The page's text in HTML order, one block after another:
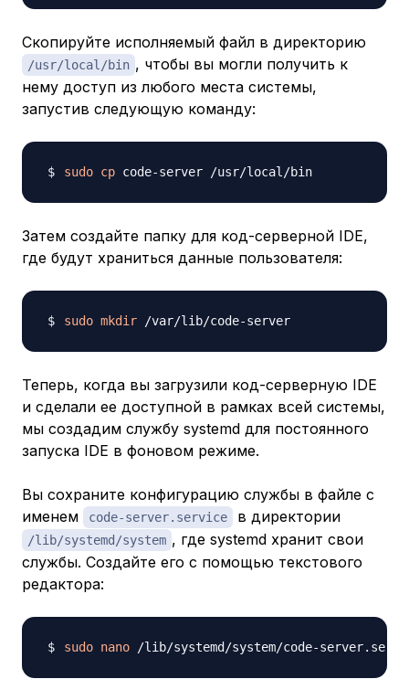
Скопируйте исполняемый файл в директорию
/usr/local/bin , чтобы вы могли получить к
нему доступ из любого места системы,
запустив следующую команду:
sudo cp
Затем создайте папку для код-серверной IDE,
где будут храниться данные пользователя:
sudo mkdir
Теперь, когда вы загрузили код-серверную IDE
и сделали ее доступной в рамках всей системы,
мы создадим службу systemd для постоянного
запуска IDE в фоновом режиме.
Вы сохраните конфигурацию службы в файле с
именем
code-server.service в директории
/lib/systemd/system , где systemd хранит свои
службы. Создайте его с помощью текстового
редактора:
sudo nano